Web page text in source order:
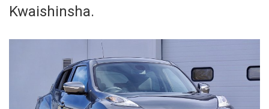
Kwaishinsha.